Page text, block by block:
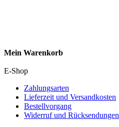
Mein Warenkorb
E-Shop
Zahlungsarten
Lieferzeit und Versandkosten
Bestellvorgang
Widerruf und Rücksendungen